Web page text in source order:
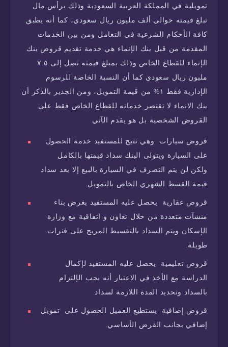
تمويلية في المملكة العربية السعودية وذلك برأس مال
تبلغ قيمته حوالي ألف مليون ريال سعودي، كما أنه يطبق
كافة الأحكام الشرعية في التعامل ومن بين الخدمات
المقدمة من قبل بنك الإنماء هي خدمة تقديم قروض بنك
الإنماء للقطاع الخاص وذلك بمبلغ قيمته تصل إلى ٧.٥
مليون ريال سعودي كما أن النسبة الخاصة للرسوم
الإدارية فقط ١% من قيمة التمويل، ومن الجدير بالذكر أن
بنك الانماء لا تقتصر خدماته للقطاع الخاص فقط على
القروض الشخصية بل هو يقدم الآتي
قروض سيارات وهي تتيح للمستفيد خدمة الحصول
على السيارة ويتولى البنك سداد قيمتها بالكامل
ولكن لن يتم التصرف في السيارة بالبيع إلا بعد سداد
قيمة القسط الشهري الخاص بالتمويل.
قروض عقارية يحصل عليه المستفيد بغرض بناء
منشآت متعددة من خلال تعاون و اتفاقية مع وزارة
الإسكان ويتم السداد بالتقسيط المريح على فترات
طويلة.
قروض تعليمية يحصل عليه المستفيد لإكمال
الدراسة مع الأخذ في الاعتبار أنه يجب الإلتزام
بالسداد وتحديد المدة اللازمة لسداد.
قروض إضافية يستطيع العميل الحصول على تمويل
إضافي بجانب القرض الأساسي.